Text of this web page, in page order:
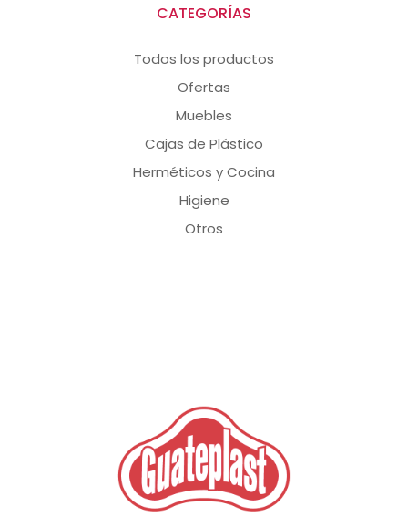
CATEGORÍAS
Todos los productos
Ofertas
Muebles
Cajas de Plástico
Herméticos y Cocina
Higiene
Otros